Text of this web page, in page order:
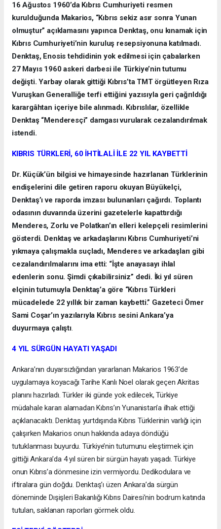
16 Ağustos 1960’da Kıbrıs Cumhuriyeti resmen
kurulduğunda Makarios, “Kıbrıs sekiz asır sonra Yunan
olmuştur” açıklamasını yapınca Denktaş, onu kınamak için
Kıbrıs Cumhuriyeti’nin kuruluş resepsiyonuna katılmadı.
Denktaş, Enosis tehdidinin yok edilmesi için çabalarken
27 Mayıs 1960 askeri darbesi ile Türkiye’nin tutumu
değişti. Yarbay olarak gittiği Kıbrıs’ta TMT örgütleyen Rıza
Vuruşkan Generalliğe terfi ettiğini yazısıyla geri çağrıldığı
karargâhtan içeriye bile alınmadı. Kıbrıslılar, özellikle
Denktaş “Menderesçi” damgası vurularak cezalandırılmak
istendi.
KIBRIS TÜRKLERİ, 60 İHTİLALİ İLE 22 YIL KAYBETTİ
Dr. Küçük’ün bilgisi ve himayesinde hazırlanan Türklerinin
endişelerini dile getiren raporu okuyan Büyükelçi,
Denktaş’ı ve raporda imzası bulunanları çağırdı. Toplantı
odasının duvarında üzerini gazetelerle kapattırdığı
Menderes, Zorlu ve Polatkan’ın elleri kelepçeli resimlerini
gösterdi. Denktaş ve arkadaşlarını Kıbrıs Cumhuriyeti’ni
yıkmaya çalışmakla suçladı, Menderes ve arkadaşları gibi
cezalandırılmalarını ima etti: “İşte anayasayı ihlal
edenlerin sonu. Şimdi çıkabilirsiniz” dedi. İki yıl süren
elçinin tutumuyla Denktaş’a göre “Kıbrıs Türkleri
mücadelede 22 yıllık bir zaman kaybetti.” Gazeteci Ömer
Sami Coşar’ın yazılarıyla Kıbrıs sesini Ankara’ya
duyurmaya çalıştı.
4 YIL SÜRGÜN HAYATI YAŞADI
Ankara’nın duyarsızlığından yararlanan Makarios 1963’de
uygulamaya koyacağı Tarihe Kanlı Noel olarak geçen Akritas
planını hazırladı. Türkler iki günde yok edilecek, Türkiye
müdahale kararı alamadan Kıbrıs’ın Yunanistan’a ilhak ettiği
açıklanacaktı. Denktaş yurtdışında Kıbrıs Türklerinin varlığı için
çalışırken Makarios onun hakkında adaya döndüğü
tutuklanması buyurdu. Türkiye’nin tutumunu eleştirmek için
gittiği Ankara’da 4 yıl süren bir sürgün hayatı yaşadı. Türkiye
onun Kıbrıs’a dönmesine izin vermiyordu. Dedikodulara ve
iftiralara gün doğdu. Denktaş’ı üzen Ankara’da sürgün
döneminde Dışişleri Bakanlığı Kıbrıs Dairesi’nin bodrum katında
tutulan, saklanan raporları görmek oldu.